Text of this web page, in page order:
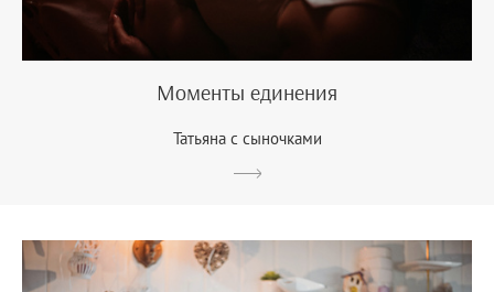
Моменты единения
Татьяна с сыночками